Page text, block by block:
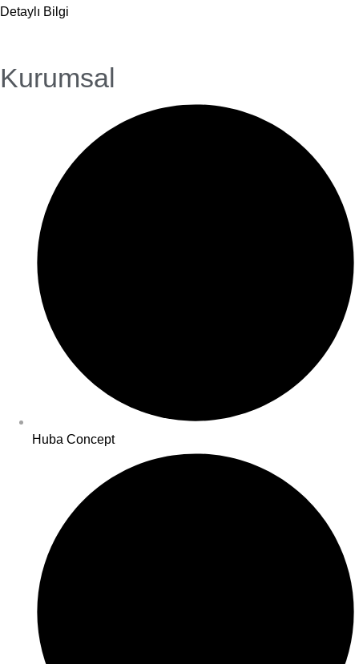
Detaylı Bilgi
Kurumsal
Huba Concept